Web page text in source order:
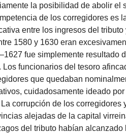
la posibilidad de abolir el
de los corregidores es
entre los ingresos del
1580 y 1630 eran
fue simplemente resultado
funcionarios del tesoro
que quedaban
cuidadosamente ideado
corrupción de los corregidores
alejadas de la capital
del tributo habían